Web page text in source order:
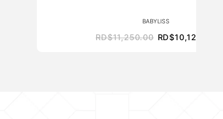
BABYLISS
RD$11,250.00 RD$10,125.00